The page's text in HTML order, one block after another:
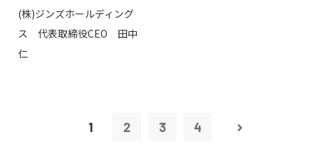
(株)ジンズホールディング
ス 代表取締役CEO 田中
仁
1 2 3 4